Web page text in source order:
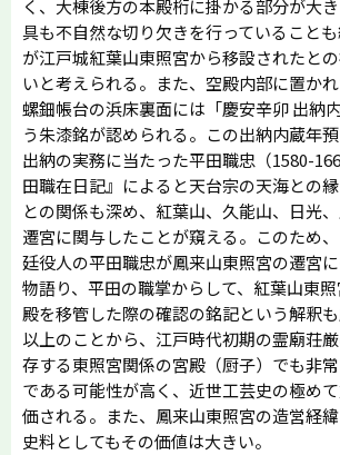
く、大棟後方の本殿桁に掛かる部分が大
具も不自然な切り欠きを行っていること
が江戸城紅葉山東照宮から移設されたと
いと考えられる。また、空殿内部に置か
螺鈿帳台の浜床裏面には「慶安辛卯 出納
う朱漆銘が認められる。この出納内蔵年
出納の実務に当たった平田職忠（1580-
田職在日記』によると天台宗の天海との
との関係も深め、紅葉山、久能山、日光
遷宮に関与したことが窺える。このため
廷役人の平田職忠が鳳来山東照宮の遷宮
物語り、平田の職掌からして、紅葉山東
殿を移管した際の確認の銘記という解釈も
以上のことから、江戸時代初期の霊廟荘
存する東照宮関係の宮殿（厨子）でも非
である可能性が高く、近世工芸史の極め
価される。また、鳳来山東照宮の造営経
史料としてもその価値は大きい。